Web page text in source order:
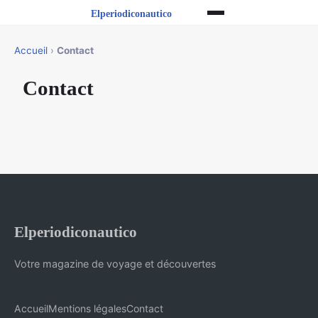
Accueil › Contact
Contact
Elperiodiconautico
Votre magazine de voyage et découvertes
AccueilMentions légalesContact